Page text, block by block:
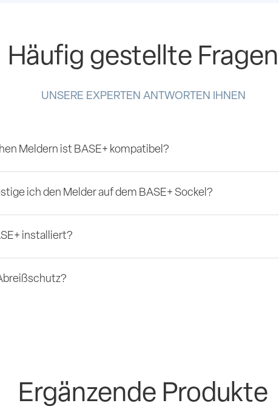
Häufig gestellte Fragen
UNSERE EXPERTEN ANTWORTEN IHNEN
Meldern ist BASE+ kompatibel?
ich den Melder auf dem BASE+ Sockel?
installiert?
Ergänzende Produkte